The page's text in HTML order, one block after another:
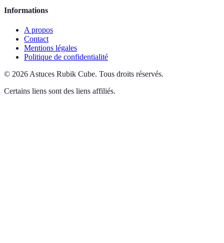
Informations
A propos
Contact
Mentions légales
Politique de confidentialité
© 2026 Astuces Rubik Cube. Tous droits réservés.
Certains liens sont des liens affiliés.